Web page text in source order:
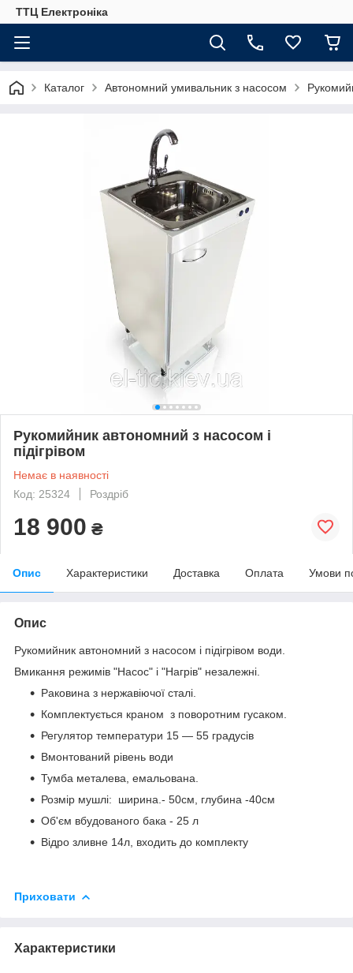
ТТЦ Електроніка
Каталог Автономний умивальник з насосом
Рукомийник автономний з насосом і
підігрівом
Немає в наявності
Код: 25324
Роздріб
18 900 ₴
Опис Характеристики Доставка Оплата Умови
Опис
Рукомийник автономний з насосом і підігрівом води.
Вмикання режимів "Насос" і "Нагрів" незалежні.
Раковина з нержавіючої сталі.
Комплектується краном з поворотним гусаком.
Регулятор температури 15 — 55 градусів
Вмонтований рівень води
Тумба металева, емальована.
Розмір мушлі: ширина.- 50см, глубина -40см
Об'єм вбудованого бака - 25 л
Відро зливне 14л, входить до комплекту
Приховати
Характеристики